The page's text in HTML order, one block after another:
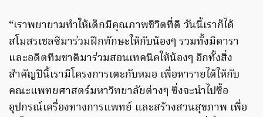
“เราพยายามทำให้เด็กมีคุณภาพชีวิตที่ดี วันนี้เราก็ได้
สโมสรเชลซีมาร่วมฝึกทักษะให้กับน้องๆ รวมทั้งมีดารา
และอดีตทีมชาติมาร่วมสอนเทคนิคให้น้องๆ อีกทั้งสิ่ง
สำคัญปีนี้เรามีโครงการเตะกับหมอ เพื่อหารายได้ให้กับ
คณะแพทยศาสตร์มหาวิทยาลัยต่างๆ ซึ่งจะนำไปซื้อ
อุปกรณ์เครื่องทางการแพทย์ และสร้างสวนสุขภาพ เพื่อ